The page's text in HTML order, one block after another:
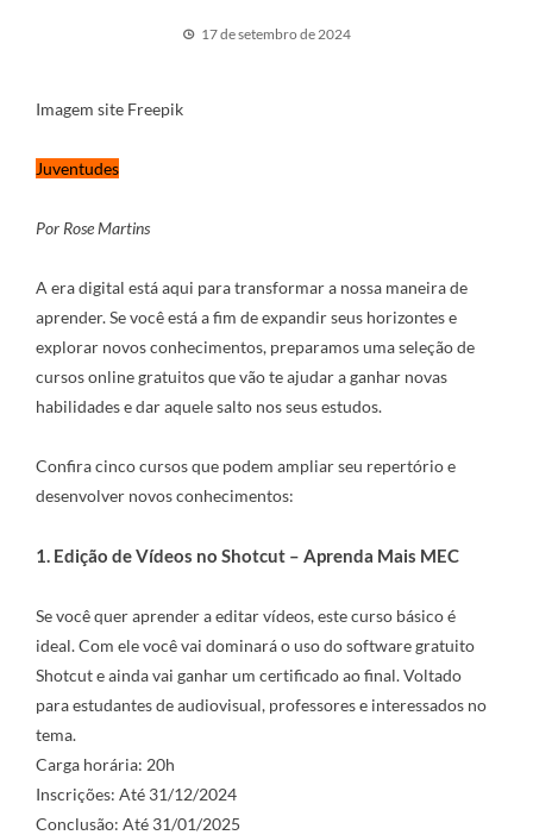
17 de setembro de 2024
Imagem site Freepik
Juventudes
Por Rose Martins
A era digital está aqui para transformar a nossa maneira de
aprender. Se você está a fim de expandir seus horizontes e
explorar novos conhecimentos, preparamos uma seleção de
cursos online gratuitos que vão te ajudar a ganhar novas
habilidades e dar aquele salto nos seus estudos.
Confira cinco cursos que podem ampliar seu repertório e
desenvolver novos conhecimentos:
1. Edição de Vídeos no Shotcut – Aprenda Mais MEC
Se você quer aprender a editar vídeos, este curso básico é
ideal. Com ele você vai dominará o uso do software gratuito
Shotcut e ainda vai ganhar um certificado ao final. Voltado
para estudantes de audiovisual, professores e interessados no
tema.
Carga horária: 20h
Inscrições: Até 31/12/2024
Conclusão: Até 31/01/2025